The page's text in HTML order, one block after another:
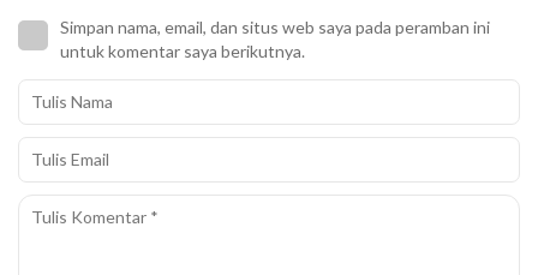
Simpan nama, email, dan situs web saya pada peramban ini
untuk komentar saya berikutnya.